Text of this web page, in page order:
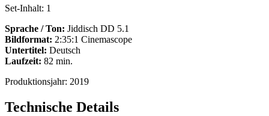
Set-Inhalt: 1
Sprache / Ton: Jiddisch DD 5.1
Bildformat: 2:35:1 Cinemascope
Untertitel: Deutsch
Laufzeit: 82 min.
Produktionsjahr: 2019
Technische Details